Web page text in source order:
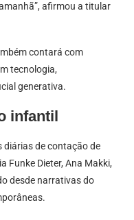
afirmou a titular
contará com
tecnologia,
generativa.
infantil
diárias de contação de
Funke Dieter, Ana Makki,
desde narrativas do